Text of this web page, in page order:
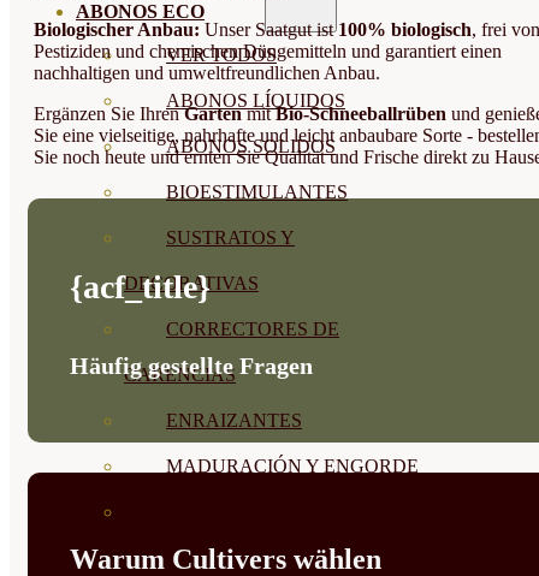
ABONOS ECO
VER TODOS
ABONOS LÍQUIDOS
ABONOS SOLIDOS
BIOESTIMULANTES
SUSTRATOS Y
DECORATIVAS
CORRECTORES DE
CARENCIAS
ENRAIZANTES
MADURACIÓN Y ENGORDE
SUELO
Biologischer Anbau: Unser Saatgut ist100% biologisch, frei von
Pestiziden und chemischen Düngemitteln und garantiert einen
nachhaltigen und umweltfreundlichen Anbau.
Ergänzen Sie IhrenGartenmitBio-Schneeballrüben und
Sie eine vielseitige, nahrhafte und leicht anbaubare Sorte -
Sie noch heute und ernten Sie Qualität und Frische direkt zu
{acf_title}
Häufig gestellte Fragen
Warum Cultivers wählen